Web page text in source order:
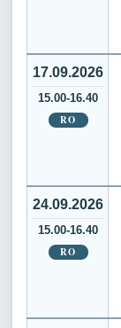
17.09.2026
15.00-16.40
RO
24.09.2026
15.00-16.40
RO